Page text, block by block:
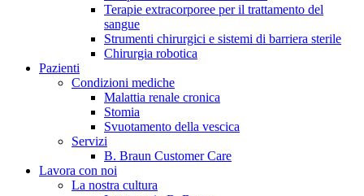
Terapie extracorporee per il trattamento del
sangue
Strumenti chirurgici e sistemi di barriera sterile
Chirurgia robotica
Pazienti
Condizioni mediche
Malattia renale cronica
Stomia
Svuotamento della vescica
Servizi
B. Braun Customer Care
Lavora con noi
La nostra cultura